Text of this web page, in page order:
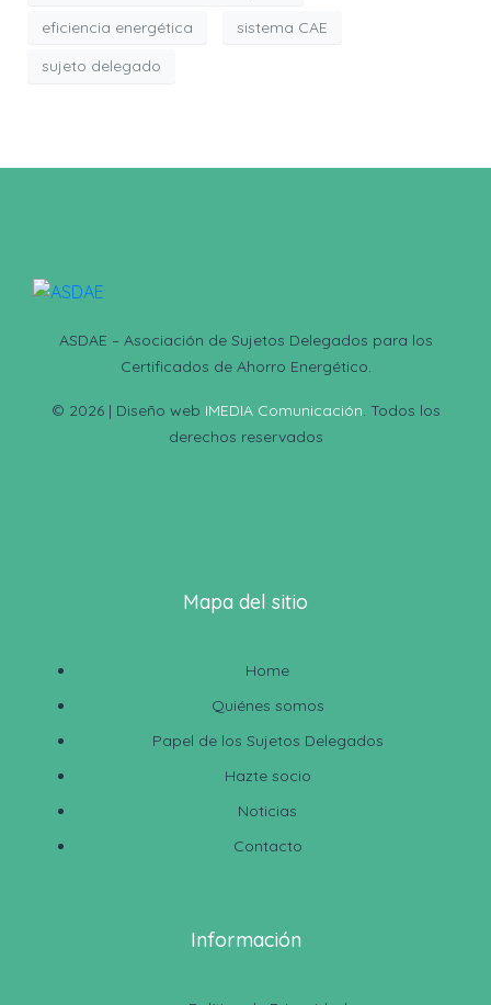
eficiencia energética
sistema CAE
sujeto delegado
ASDAE – Asociación de Sujetos Delegados para los
Certificados de Ahorro Energético.
© 2026 | Diseño web IMEDIA Comunicación. Todos los
derechos reservados
Mapa del sitio
Home
Quiénes somos
Papel de los Sujetos Delegados
Hazte socio
Noticias
Contacto
Información